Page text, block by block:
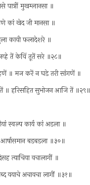
पात्रीं मुखम्लानसा ॥
कां खेद जी मानसा ॥
कायी फलादेशरे ॥
नव्हे तें केविं तूतें सरे ॥२८॥
॥ मज करें न घडे तरी सांगणें ॥
॥ हरिसहित सुभोजन आजि तें ॥२९॥
स्वल्प कार्य कां अडला ॥
बडबडला ॥३०॥
त्याचिया वचालागीं ॥
ययाचे अचावचा लागीं ॥३१॥